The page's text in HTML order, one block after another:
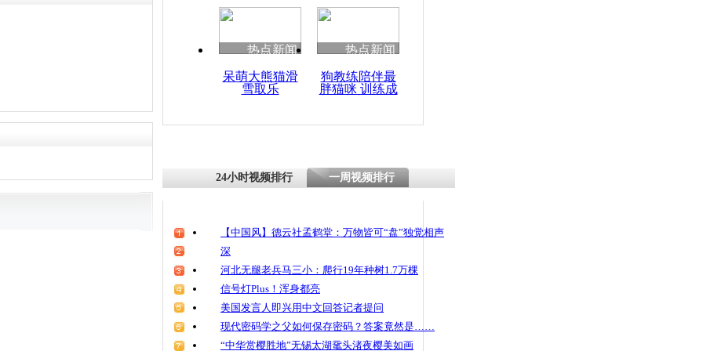
清明祭英烈 哀思悼忠
海娜号抵达天津港 部
热点新闻
呆萌大熊猫滑
雪取乐
热点新闻
狗教练陪伴最
胖猫咪 训练成
24小时视频排行 一周视频排行
【中国风】德云社孟鹤堂：万物皆可“盘”独觉相声
深
河北无腿老兵马三小：爬行19年种树1.7万棵
信号灯Plus！浑身都亮
美国发言人即兴用中文回答记者提问
现代密码学之父如何保存密码？答案竟然是……
“中华赏樱胜地”无锡太湖鼋头渚夜樱美如画